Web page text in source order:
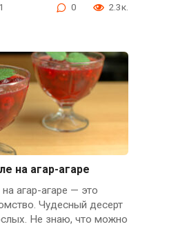
1 0 2.3к.
на агар-агаре
агар-агаре — это
Чудесный десерт
Не знаю, что можно